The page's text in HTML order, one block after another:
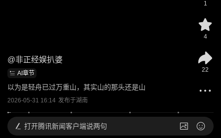
@非正经娱扒婆
AI章节
以为是轻舟已过万重山，其实山的那头还是山
2026-05-31 16:14 发布于湖南
1
4
22
打开腾讯新闻客户端说两句